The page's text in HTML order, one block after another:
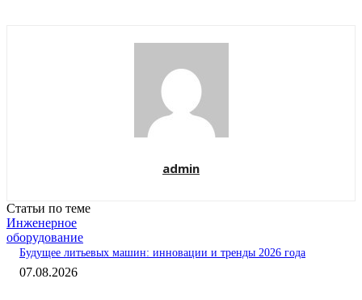
admin
Статьи по теме
Инженерное
оборудование
Будущее литьевых машин: инновации и тренды 2026 года
07.08.2026